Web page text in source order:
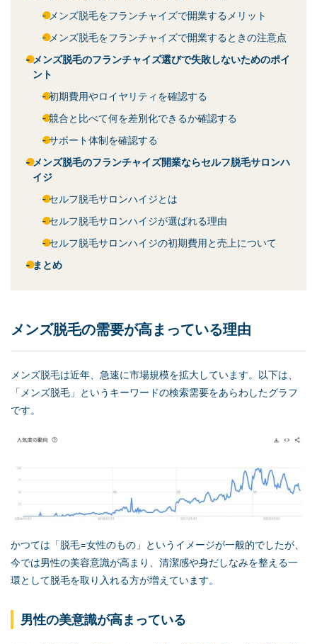
メンズ脱毛をフランチャイズで開業するメリット
メンズ脱毛をフランチャイズで開業するときの注意点
メンズ脱毛のフランチャイズ選びで失敗しないためのポイ
ント
初期費用やロイヤリティを確認する
競合と比べて何を差別化できるか確認する
サポート体制を確認する
メンズ脱毛のフランチャイズ開業ならセルフ脱毛サロンハ
イジ
セルフ脱毛サロンハイジとは
セルフ脱毛サロンハイジが選ばれる理由
セルフ脱毛サロンハイジの初期費用と売上について
まとめ
メンズ脱毛の需要が高まっている理由
メンズ脱毛は近年、急速に市場規模を拡大しています。以下は、
「メンズ脱毛」というキーワードの検索需要をあらわしたグラフ
です。
かつては「脱毛=女性のもの」というイメージが一般的でしたが、
今では男性の美容意識が高まり、清潔感や身だしなみを整える一
環として脱毛を取り入れる方が増えています。
男性の美意識が高まっている